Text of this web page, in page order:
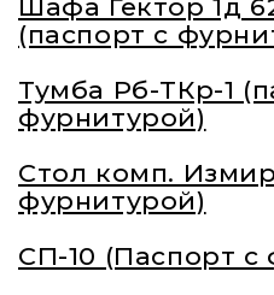
Шафа Гектор 1д
(паспорт с
Тумба Рб-ТКр-1
фурнитурой)
Стол комп.
фурнитурой)
СП-10 (Паспорт с